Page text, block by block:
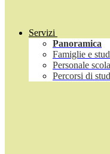
Servizi
Panoramica
Famiglie e
Personale
Percorsi di